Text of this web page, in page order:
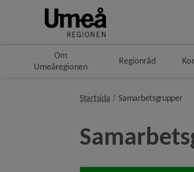
Om
Umeåregionen
Regionråd
Startsida Samarbetsgrupper